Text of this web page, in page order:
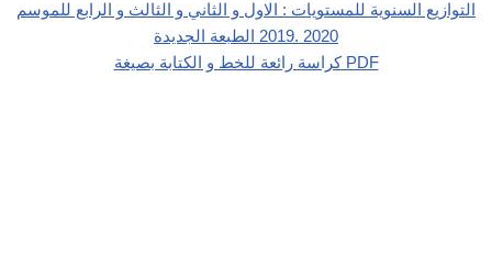
التوازيع السنوية للمستويات : الاول و الثاني و الثالث و الرابع للموسم
2020 .2019 الطبعة الجديدة
كراسة رائعة للخط و الكتابة بصيغة PDF